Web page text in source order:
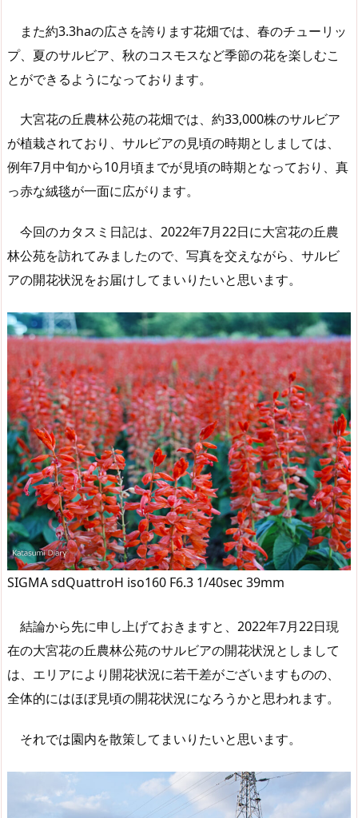
また約3.3haの広さを誇ります花畑では、春のチューリッ
プ、夏のサルビア、秋のコスモスなど季節の花を楽しむこ
とができるようになっております。
大宮花の丘農林公苑の花畑では、約33,000株のサルビア
が植栽されており、サルビアの見頃の時期としましては、
例年7月中旬から10月頃までが見頃の時期となっており、真
っ赤な絨毯が一面に広がります。
今回のカタスミ日記は、2022年7月22日に大宮花の丘農
林公苑を訪れてみましたので、写真を交えながら、サルビ
アの開花状況をお届けしてまいりたいと思います。
SIGMA sdQuattroH iso160 F6.3 1/40sec 39mm
結論から先に申し上げておきますと、2022年7月22日現
在の大宮花の丘農林公苑のサルビアの開花状況としまして
は、エリアにより開花状況に若干差がございますものの、
全体的にはほぼ見頃の開花状況になろうかと思われます。
それでは園内を散策してまいりたいと思います。